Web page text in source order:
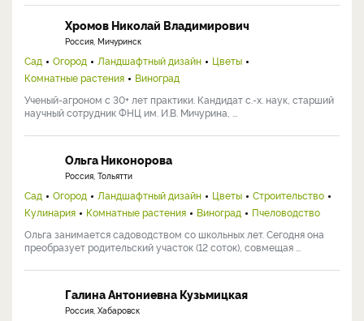
Хромов Николай Владимирович
Россия, Мичуринск
Сад Огород Ландшафтный дизайн
Цветы
Комнатные растения
Виноград
Ученый-агроном с 30+ лет практики. Кандидат с.-х. наук, старший
научный сотрудник ФНЦ им. И.В. Мичурина, ...
Ольга Никонорова
Россия, Тольятти
Сад Огород Ландшафтный дизайн Цветы
Строительство
Кулинария
Комнатные растения Виноград
Пчеловодство
Ольга занимается садоводством со школьных лет. Сегодня она
преобразует родительский участок (12 соток), совмещая ...
Галина Антониевна Кузьмицкая
Россия, Хабаровск